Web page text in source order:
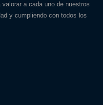
a cada uno de nuestros
y cumpliendo con todos los